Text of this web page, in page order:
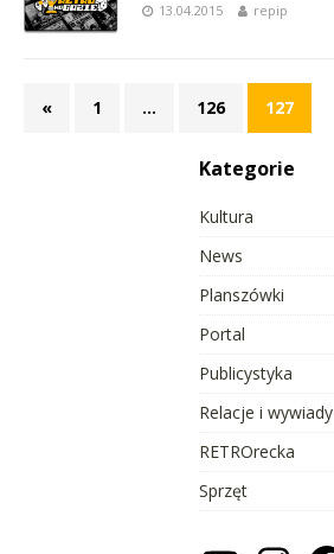
13.04.2015 repip
« 1 … 126 127
Kategorie
Kultura
News
Planszówki
Portal
Publicystyka
Relacje i wywiady
RETROrecka
Sprzęt